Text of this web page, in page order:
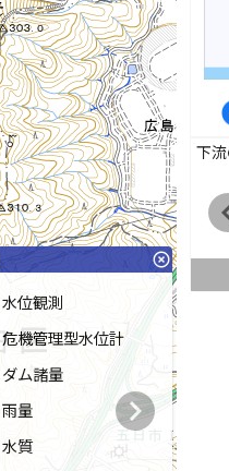
highlight_off
水位観測
危機管理型水位計
ダム諸量
雨量
水質
chevron_right
下